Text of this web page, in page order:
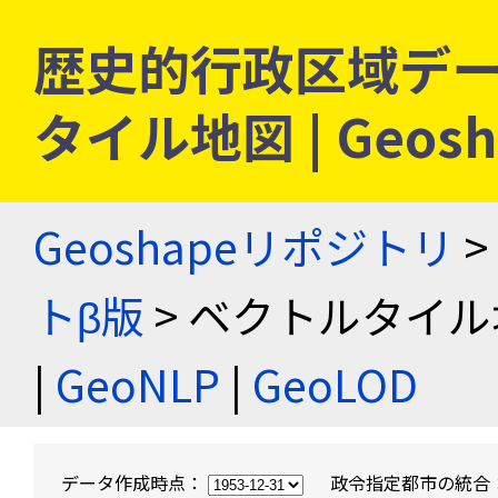
歴史的行政区域デ
タイル地図 |
Geoshapeリポジトリ >
トβ版 > ベクトルタイ
| GeoNLP | GeoLOD
データ作成時点： 政令指定都市の統